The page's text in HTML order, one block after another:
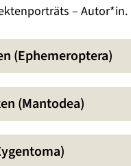
– Autor*in.
(Ephemeroptera)
(Mantodea)